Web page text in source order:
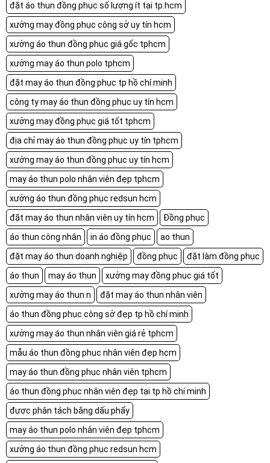
đặt áo thun đồng phục số lượng ít tại tp.hcm
xưởng may đồng phục công sở uy tín hcm
xưởng áo thun đồng phục giá gốc tphcm
xưởng may áo thun polo tphcm
đặt may áo thun đồng phục tp hồ chí minh
công ty may áo thun đồng phục uy tín hcm
xưởng may đồng phục giá tốt tphcm
địa chỉ may áo thun đồng phục uy tín tphcm
xưởng may áo thun đồng phục uy tín hcm
may áo thun polo nhân viên đẹp tphcm
xưởng áo thun đồng phục redsun hcm
đặt may áo thun nhân viên uy tín hcm
Đồng phục
áo thun công nhân
in áo đồng phục
ao thun
đặt may áo thun doanh nghiệp
đồng phục
đặt làm đồng phục
áo thun
may áo thun
xưởng may đồng phục giá tốt
xưởng may áo thun n
đặt may áo thun nhân viên
áo thun đồng phục công sở đẹp tp hồ chí minh
xưởng may áo thun nhân viên giá rẻ tphcm
mẫu áo thun đồng phục nhân viên đẹp hcm
may áo thun đồng phục nhân viên tphcm
áo thun đồng phục nhân viên đẹp tại tp hồ chí minh
được phân tách bằng dấu phẩy
may áo thun polo nhân viên đẹp tphcm
xưởng áo thun đồng phục redsun hcm